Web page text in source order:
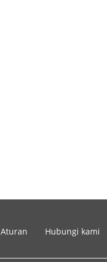
Aturan Hubungi kami